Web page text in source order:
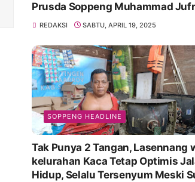
Prusda Soppeng Muhammad
kasih bu bantu Promosikan
REDAKSI SABTU, APRIL 19, 2025
SOPPENG HEADLINE
Tak Punya 2 Tangan, Lasennang
kelurahan Kaca Tetap Optimis
Hidup, Selalu Tersenyum Meski